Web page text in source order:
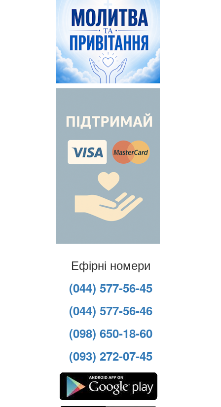
Ефірні номери
(044) 577-56-45
(044) 577-56-46
(098) 650-18-60
(093) 272-07-45